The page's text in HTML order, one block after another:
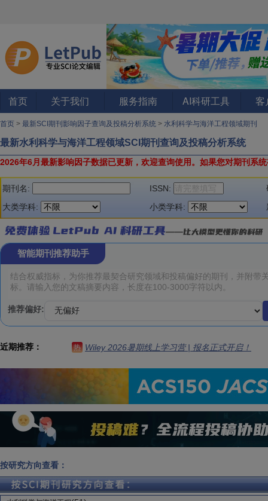
首页 关于我们 服务指南 AI科研工具 客
首页 > 最新SCI期刊影响因子查询及投稿分析系统 > 水利科学与海洋工程领域期刊
最新水利科学与海洋工程领域SCI期刊查询及投稿分析系统
2026年6月最新影响因子数据已更新，欢迎查询使用。 如果您对期刊系
期刊名: ISSN:
大类学科:
小类学科:
智能期刊推荐助手
推荐偏好:
近期推荐： 热 Wiley 2026暑期线上学习营 | 报名正式开启！
按研究方向查看：